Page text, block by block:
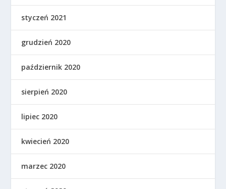
styczeń 2021
grudzień 2020
październik 2020
sierpień 2020
lipiec 2020
kwiecień 2020
marzec 2020